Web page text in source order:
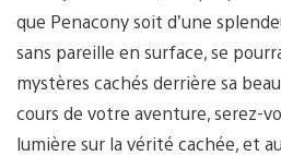
que Penacony soit d’une
sans pareille en surface, se
mystères cachés derrière sa
cours de votre aventure, serez-
lumière sur la vérité cachée, et